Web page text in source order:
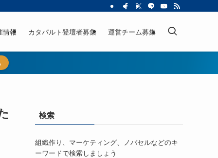
情報 カタパルト登壇者募集 運営チーム募集
検索
組織作り、マーケティング、ノバセルなどのキ
ーワードで検索しましょう